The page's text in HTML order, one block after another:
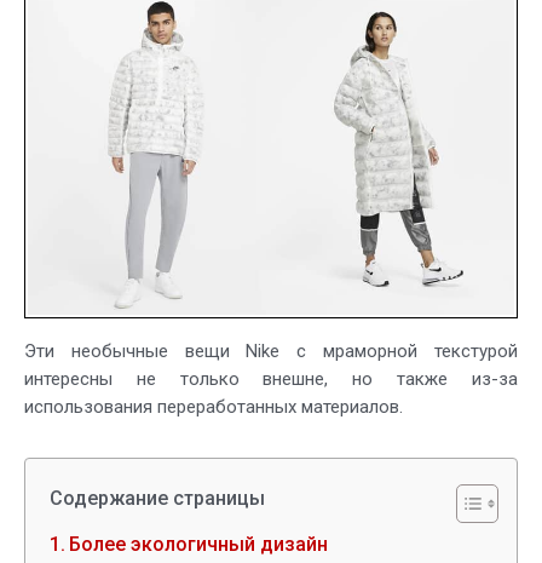
материалов
Эти необычные вещи Nike с мраморной текстурой
интересны не только внешне, но также из-за
использования переработанных материалов.
Содержание страницы
Более экологичный дизайн